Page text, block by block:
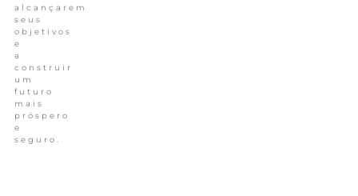
alcançarem
seus
objetivos
e
a
construir
um
futuro
mais
próspero
e
seguro.